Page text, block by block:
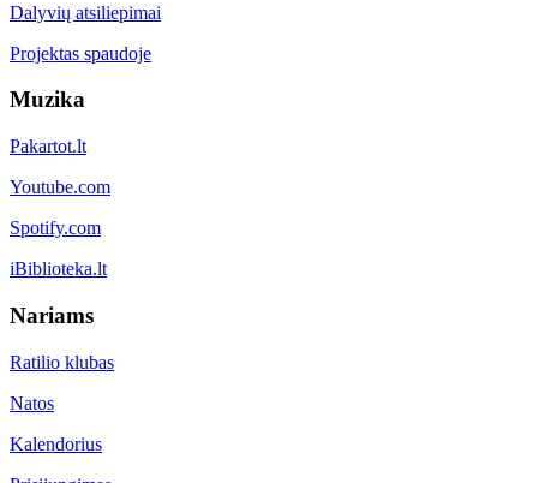
Dalyvių atsiliepimai
Projektas spaudoje
Muzika
Pakartot.lt
Youtube.com
Spotify.com
iBiblioteka.lt
Nariams
Ratilio klubas
Natos
Kalendorius